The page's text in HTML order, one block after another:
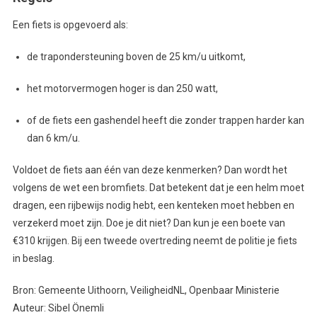
Een fiets is opgevoerd als:
de trapondersteuning boven de 25 km/u uitkomt,
het motorvermogen hoger is dan 250 watt,
of de fiets een gashendel heeft die zonder trappen harder kan
dan 6 km/u.
Voldoet de fiets aan één van deze kenmerken? Dan wordt het
volgens de wet een bromfiets. Dat betekent dat je een helm moet
dragen, een rijbewijs nodig hebt, een kenteken moet hebben en
verzekerd moet zijn. Doe je dit niet? Dan kun je een boete van
€310 krijgen. Bij een tweede overtreding neemt de politie je fiets
in beslag.
Bron: Gemeente Uithoorn, VeiligheidNL, Openbaar Ministerie
Auteur: Sibel Önemli